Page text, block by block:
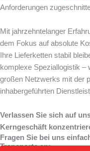
Anforderungen
Mit jahrzehntelanger
dem Fokus auf absolute
Ihre Lieferketten stabil
komplexe Speziallogistik –
großen Netzwerks mit der
inhabergeführten
Verlassen Sie sich auf
Kerngeschäft
Fragen Sie bei uns
Transporte an: